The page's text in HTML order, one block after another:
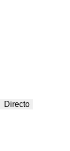
Directo